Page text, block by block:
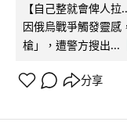
【自己整就會俾人
因俄烏戰爭觸發靈感
槍」，遭警方搜出...
分享